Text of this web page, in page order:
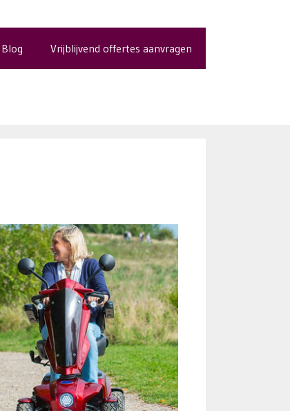
Blog Vrijblijvend offertes aanvragen